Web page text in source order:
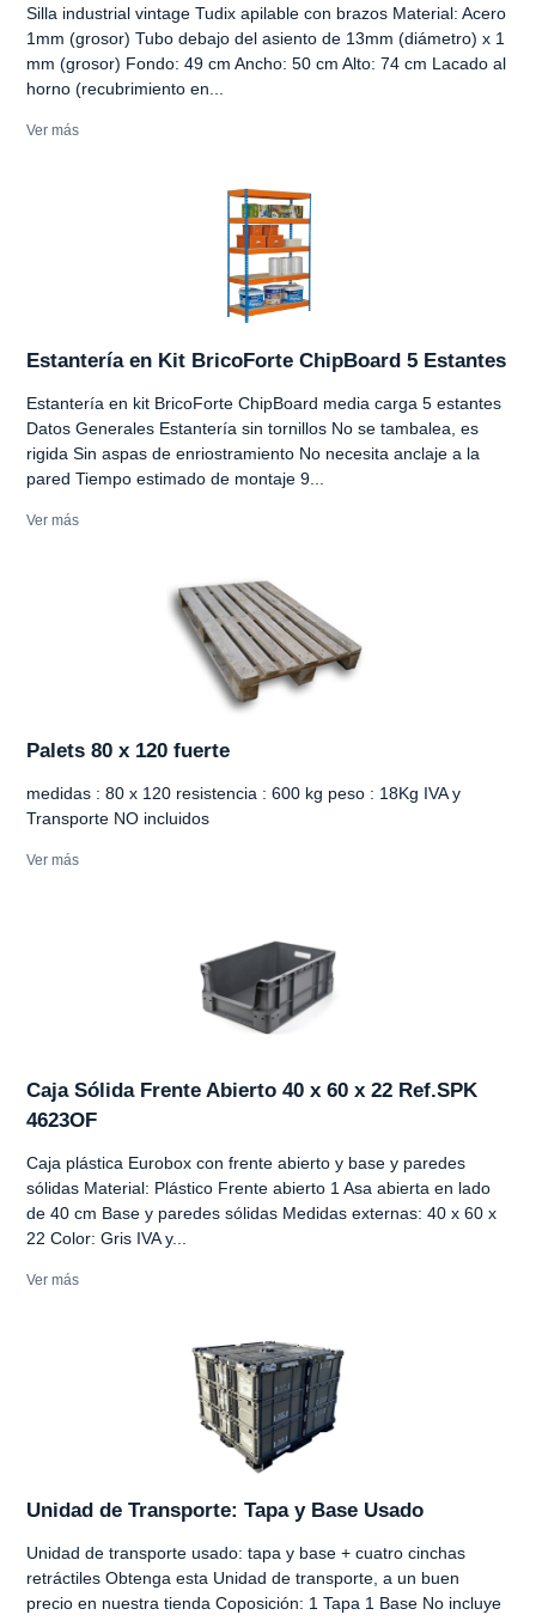
Silla industrial vintage Tudix apilable con brazos Material: Acero
1mm (grosor) Tubo debajo del asiento de 13mm (diámetro) x 1
mm (grosor) Fondo: 49 cm Ancho: 50 cm Alto: 74 cm Lacado al
horno (recubrimiento en...
Ver más
Estantería en Kit BricoForte ChipBoard 5 Estantes
Estantería en kit BricoForte ChipBoard media carga 5 estantes
Datos Generales Estantería sin tornillos No se tambalea, es
rigida Sin aspas de enriostramiento No necesita anclaje a la
pared Tiempo estimado de montaje 9...
Ver más
Palets 80 x 120 fuerte
medidas : 80 x 120 resistencia : 600 kg peso : 18Kg IVA y
Transporte NO incluidos
Ver más
Caja Sólida Frente Abierto 40 x 60 x 22 Ref.SPK
4623OF
Caja plástica Eurobox con frente abierto y base y paredes
sólidas Material: Plástico Frente abierto 1 Asa abierta en lado
de 40 cm Base y paredes sólidas Medidas externas: 40 x 60 x
22 Color: Gris IVA y...
Ver más
Unidad de Transporte: Tapa y Base Usado
Unidad de transporte usado: tapa y base + cuatro cinchas
retráctiles Obtenga esta Unidad de transporte, a un buen
precio en nuestra tienda Coposición: 1 Tapa 1 Base No incluye